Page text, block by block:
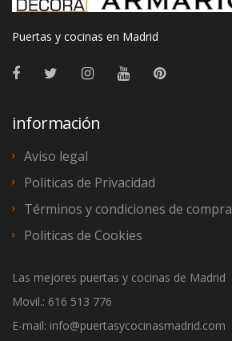
Puertas y cocinas en Madrid
información
Aviso legal
Politicas de Privacidad
Términos y condiciones de compra
Politicas de Cookies
Las mejores puertas y cocinas de Madrid
Movil.: 616 513 776
E-mail: info@puertasycocinasmadrid.com